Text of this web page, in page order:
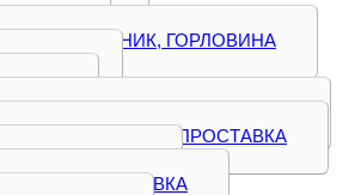
МАСЛОЗАБОРНИК, ГОРЛОВИНА
ПЛАНКА, ПОРШЕНЬ, ПРОСТАВКА
ПРИВОД, ПРОСТАВКА